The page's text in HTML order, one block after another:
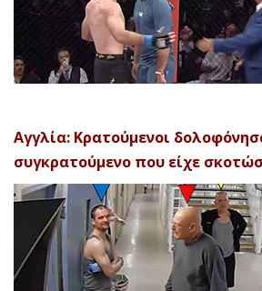
Αγγλία: Κρατούμενοι
συγκρατούμενο που είχε